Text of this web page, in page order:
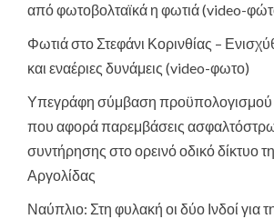
από φωτοβολταϊκά η φωτιά (video-
Φωτιά στο Στεφάνι Κορινθίας –
και εναέριες δυνάμεις (video-φωτο)
Υπεγράφη σύμβαση
που αφορά παρεμβάσεις
συντήρησης στο ορεινό οδικό δίκτυο
Αργολίδας
Ναύπλιο: Στη φυλακή οι δύο Ινδοί για